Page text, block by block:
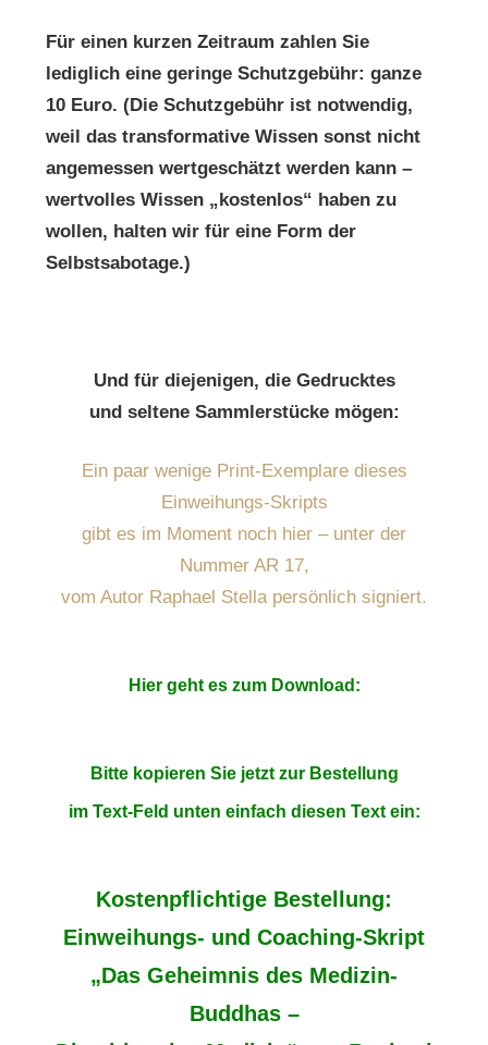
Für einen kurzen Zeitraum zahlen Sie
lediglich eine geringe Schutzgebühr: ganze
10 Euro. (Die Schutzgebühr ist notwendig,
weil das transformative Wissen sonst nicht
angemessen wertgeschätzt werden kann –
wertvolles Wissen „kostenlos“ haben zu
wollen, halten wir für eine Form der
Selbstsabotage.)
Und für diejenigen, die Gedrucktes
und seltene Sammlerstücke mögen:
Ein paar wenige Print-Exemplare dieses
Einweihungs-Skripts
gibt es im Moment noch hier – unter der
Nummer AR 17,
vom Autor Raphael Stella persönlich signiert.
Hier geht es zum Download:
Bitte kopieren Sie jetzt zur Bestellung
im Text-Feld unten einfach diesen Text ein:
Kostenpflichtige Bestellung:
Einweihungs- und Coaching-Skript
„Das Geheimnis des Medizin-
Buddhas –